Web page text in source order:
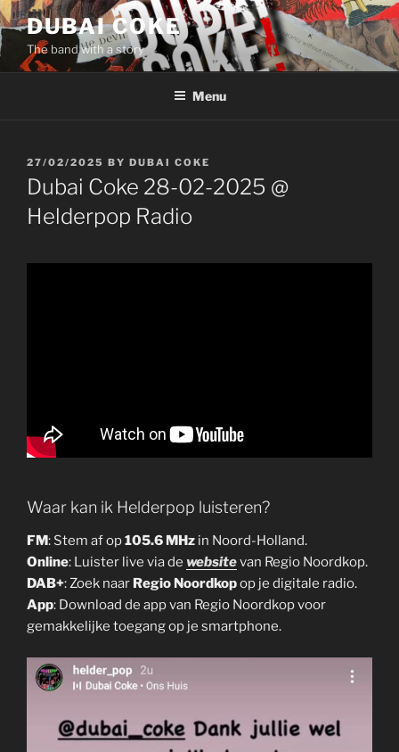
Skip
to
content
DUBAI COKE
The band with a story
Menu
POSTED
ON
27/02/2025 BY DUBAI COKE
Dubai Coke 28-02-2025 @
Helderpop Radio
Waar kan ik Helderpop luisteren?
FM: Stem af op105.6 MHz in Noord-Holland.
Online: Luister live via de websitevan Regio Noordkop.
DAB+: Zoek naar Regio Noordkopop je digitale radio.
App: Download de app van Regio Noordkop voor
gemakkelijke toegang op je smartphone.